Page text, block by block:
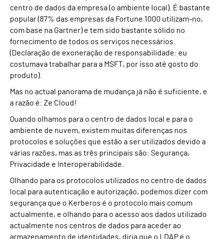
centro de dados da empresa (o ambiente local). É bastante
popular (87% das empresas da Fortune 1000 utilizam-no,
com base na Gartner) e tem sido bastante sólido no
fornecimento de todos os serviços necessários.
(Declaração de exoneração de responsabilidade: eu
costumava trabalhar para a MSFT, por isso até gosto do
produto).
Mas no actual panorama de mudança já não é suficiente, e
a razão é: Ze Cloud!
Quando olhamos para o centro de dados local e para o
ambiente de nuvem, existem muitas diferenças nos
protocolos e soluções que estão a ser utilizados devido a
várias razões, mas as três principais são: Segurança,
Privacidade e Interoperabilidade.
Olhando para os protocolos utilizados no centro de dados
local para autenticação e autorização, podemos dizer com
segurança que o Kerberos é o protocolo mais comum
actualmente, e olhando para o acesso aos dados utilizado
actualmente nos centros de dados para aceder ao
armazenamento de identidades, diria que o LDAP é o